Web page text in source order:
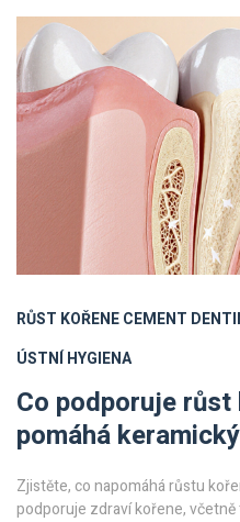
RŮST KOŘENECEMENT
ÚSTNÍ HYGIENA
Co podporuje
pomáhá
Zjistěte, co napomáhá růstu
podporuje zdraví kořene, včetně